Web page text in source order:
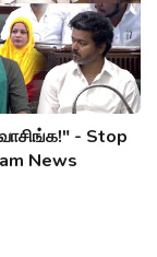
- Stop
News